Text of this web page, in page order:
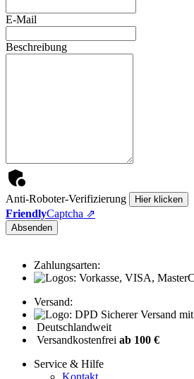
E-Mail
Beschreibung
Anti-Roboter-Verifizierung Hier klicken
FriendlyCaptcha ⇗
Absenden
Zahlungsarten:
Versand:
Sicherer Versand mit
Deutschlandweit
Versandkostenfrei ab 100 €
Service & Hilfe
Kontakt